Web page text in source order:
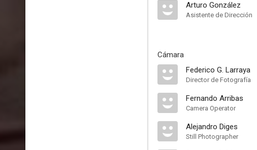
Arturo González
Asistente de Dirección
Cámara
Federico G. Larraya
Director de Fotografía
Fernando Arribas
Camera Operator
Alejandro Diges
Still Photographer